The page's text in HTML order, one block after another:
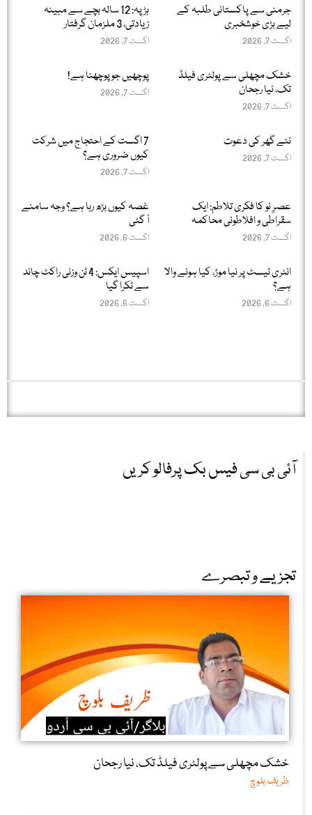
جرمنی سے پاکستانی طلبہ کے
لیے بڑی خوشخبری
اگست 7, 2026
ہڑپہ: 12 سالہ بچے سے مبینہ
زیادتی، 3 ملزمان گرفتار
اگست 7, 2026
خشک مچھلی سے پولٹری فیلڈ
تک، نیا رجحان
اگست 7, 2026
پوچھیں جو پوچھنا ہے!
اگست 7, 2026
نئے گھر کی دعوت
اگست 7, 2026
7 اگست کے احتجاج میں شرکت
کیوں ضروری ہے؟
اگست 7, 2026
عصرِ نو کا فکری تلاطم: ایک
سقراطی و افلاطونی محاکمہ
اگست 7, 2026
غصہ کیوں بڑھ رہا ہے؟ وجہ سامنے
آ گئی
اگست 6, 2026
انٹری ٹیسٹ پر نیا موڑ، کیا ہونے والا
ہے؟
اگست 6, 2026
اسپیس ایکس: 4 ٹن وزنی راکٹ چاند
سے ٹکرا گیا
اگست 6, 2026
آئی بی سی فیس بک پرفالو کریں
تجزیے و تبصرے
خشک مچھلی سے پولٹری فیلڈ تک، نیا رجحان
ظریف بلوچ